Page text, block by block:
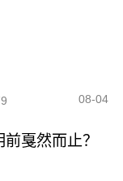
08-04
戛然而止？